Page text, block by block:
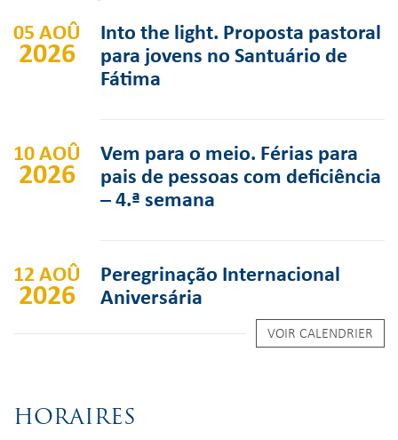
05 AOÛ
2026
Into the light. Proposta pastoral
para jovens no Santuário de
Fátima
10 AOÛ
2026
Vem para o meio. Férias para
pais de pessoas com deficiência
– 4.ª semana
12 AOÛ
2026
Peregrinação Internacional
Aniversária
VOIR CALENDRIER
HORAIRES